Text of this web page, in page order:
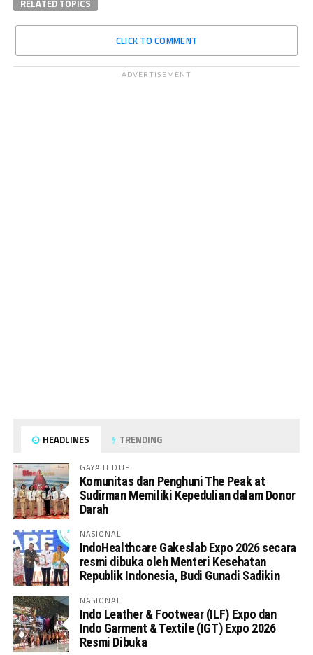
RELATED TOPICS
CLICK TO COMMENT
ADVERTISEMENT
HEADLINES TRENDING
GAYA HIDUP
Komunitas dan Penghuni The Peak at
Sudirman Memiliki Kepedulian dalam Donor
Darah
NASIONAL
IndoHealthcare Gakeslab Expo 2026 secara
resmi dibuka oleh Menteri Kesehatan
Republik Indonesia, Budi Gunadi Sadikin
NASIONAL
Indo Leather & Footwear (ILF) Expo dan
Indo Garment & Textile (IGT) Expo 2026
Resmi Dibuka